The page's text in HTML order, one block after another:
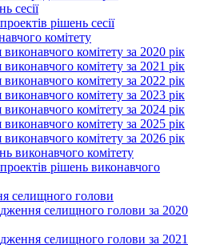
сесії
рішень сесії
комітету
комітету за 2020 рік
комітету за 2021 рік
комітету за 2022 рік
комітету за 2023 рік
комітету за 2024 рік
комітету за 2025 рік
комітету за 2026 рік
виконавчого комітету
рішень виконавчого
селищного голови
селищного голови за 2020
селищного голови за 2021